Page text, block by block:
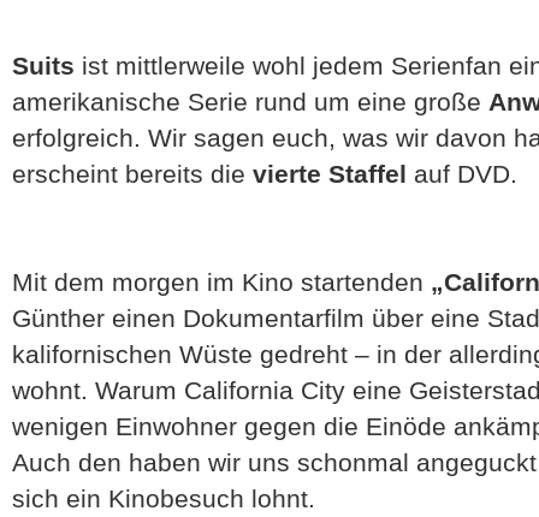
Suits ist mittlerweile wohl jedem Serienfan
amerikanische Serie rund um eine große
erfolgreich. Wir sagen euch, was wir davon
erscheint bereits die vierte Staffel auf DVD.
Mit dem morgen im Kino startenden
Günther einen Dokumentarfilm über eine
kalifornischen Wüste gedreht – in der
wohnt. Warum California City eine
wenigen Einwohner gegen die Einöde
Auch den haben wir uns schonmal
sich ein Kinobesuch lohnt.